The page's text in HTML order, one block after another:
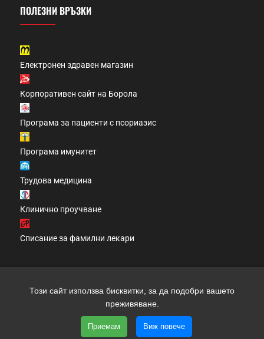
ПОЛЕЗНИ ВРЪЗКИ
Електронен здравен магазин
Корпоративен сайт на Борола
Програма за пациенти с псориазис
Програма имунитет
Трудова медицина
Клинично проучване
Списание за фамилни лекари
Copyright 2026 clinic.bg | Всички права запазени | Уеб
Този сайт използва бисквитки, за да подобри вашето
преживяване.
Приемам Виж повече